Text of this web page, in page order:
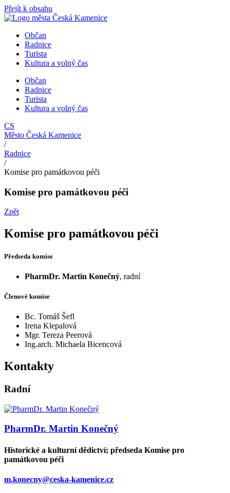
Přejít k obsahu
Občan
Radnice
Turista
Kultura a volný čas
Občan
Radnice
Turista
Kultura a volný čas
CS
Město Česká Kamenice
/
Radnice
/
Komise pro památkovou péči
Komise pro památkovou péči
Zpět
Komise pro památkovou péči
Předseda komise
PharmDr. Martin Konečný, radní
Členové komise
Bc. Tomáš Šefl
Irena Klepalová
Mgr. Tereza Peerová
Ing.arch. Michaela Bicencová
Kontakty
Radní
PharmDr. Martin Konečný
Historické a kulturní dědictví; předseda Komise pro
památkovou péči
m.konecny@ceska-kamenice.cz